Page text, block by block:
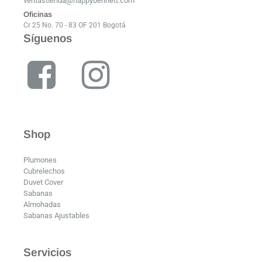
Oficinas
Cr 25 No. 70 - 83 OF 201 Bogotá
Síguenos
Shop
Plumones
Cubrelechos
Duvet Cover
Sabanas
Almohadas
Sabanas Ajustables
Servicios